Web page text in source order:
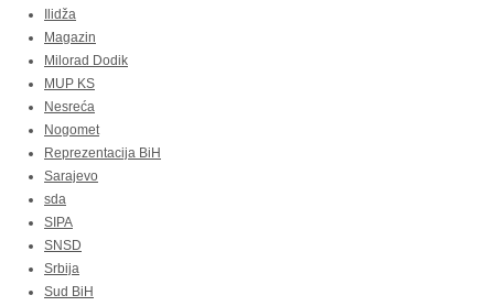
Ilidža
Magazin
Milorad Dodik
MUP KS
Nesreća
Nogomet
Reprezentacija BiH
Sarajevo
sda
SIPA
SNSD
Srbija
Sud BiH